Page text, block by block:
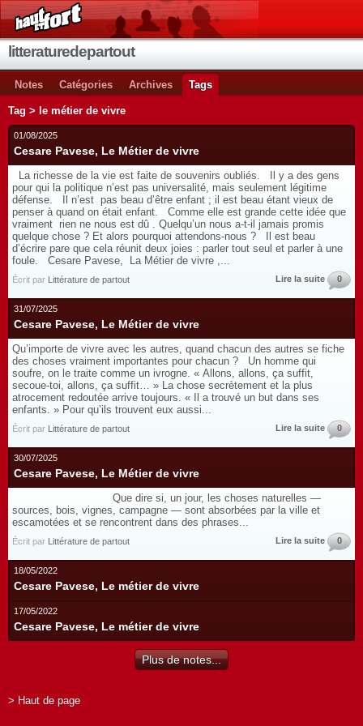
litteraturedepartout
Notes Catégories Archives Tags
Tag > le métier de vivre
01/08/2025
Cesare Pavese, Le Métier de vivre
La richesse de la vie est faite de souvenirs oubliés. Il y a des gens
pour qui la politique n’est pas universalité, mais seulement légitime
défense. Il n’est pas beau d’être enfant ; il est beau étant vieux de
penser à quand on était enfant. Comme elle est grande cette idée que
vraiment rien ne nous est dû . Quelqu’un nous a-t-il jamais promis
quelque chose ? Et alors pourquoi attendons-nous ? Il est beau
d’écrire pare que cela réunit deux joies : parler tout seul et parler à une
foule. Cesare Pavese, La Métier de vivre ,...
Écrit par Littérature de partout Lire la suite 0
31/07/2025
Cesare Pavese, Le Métier de vivre
Qu’importe de vivre avec les autres, quand chacun des autres se fiche
des choses vraiment importantes pour chacun ? Un homme qui
soufre, on le traite comme un ivrogne. « Allons, allons, ça suffit,
secoue-toi, allons, ça suffit… » La chose secrètement et la plus
atrocement redoutée arrive toujours. « Il a trouvé un but dans ses
enfants. » Pour qu’ils trouvent eux aussi...
Écrit par Littérature de partout Lire la suite 0
30/07/2025
Cesare Pavese, Le Métier de vivre
Que dire si, un jour, les choses naturelles —
sources, bois, vignes, campagne — sont absorbées par la ville et
escamotées et se rencontrent dans des phrases...
Écrit par Littérature de partout Lire la suite 0
18/05/2022
Cesare Pavese, Le métier de vivre
17/05/2022
Cesare Pavese, Le métier de vivre
Plus de notes...
> Haut de page